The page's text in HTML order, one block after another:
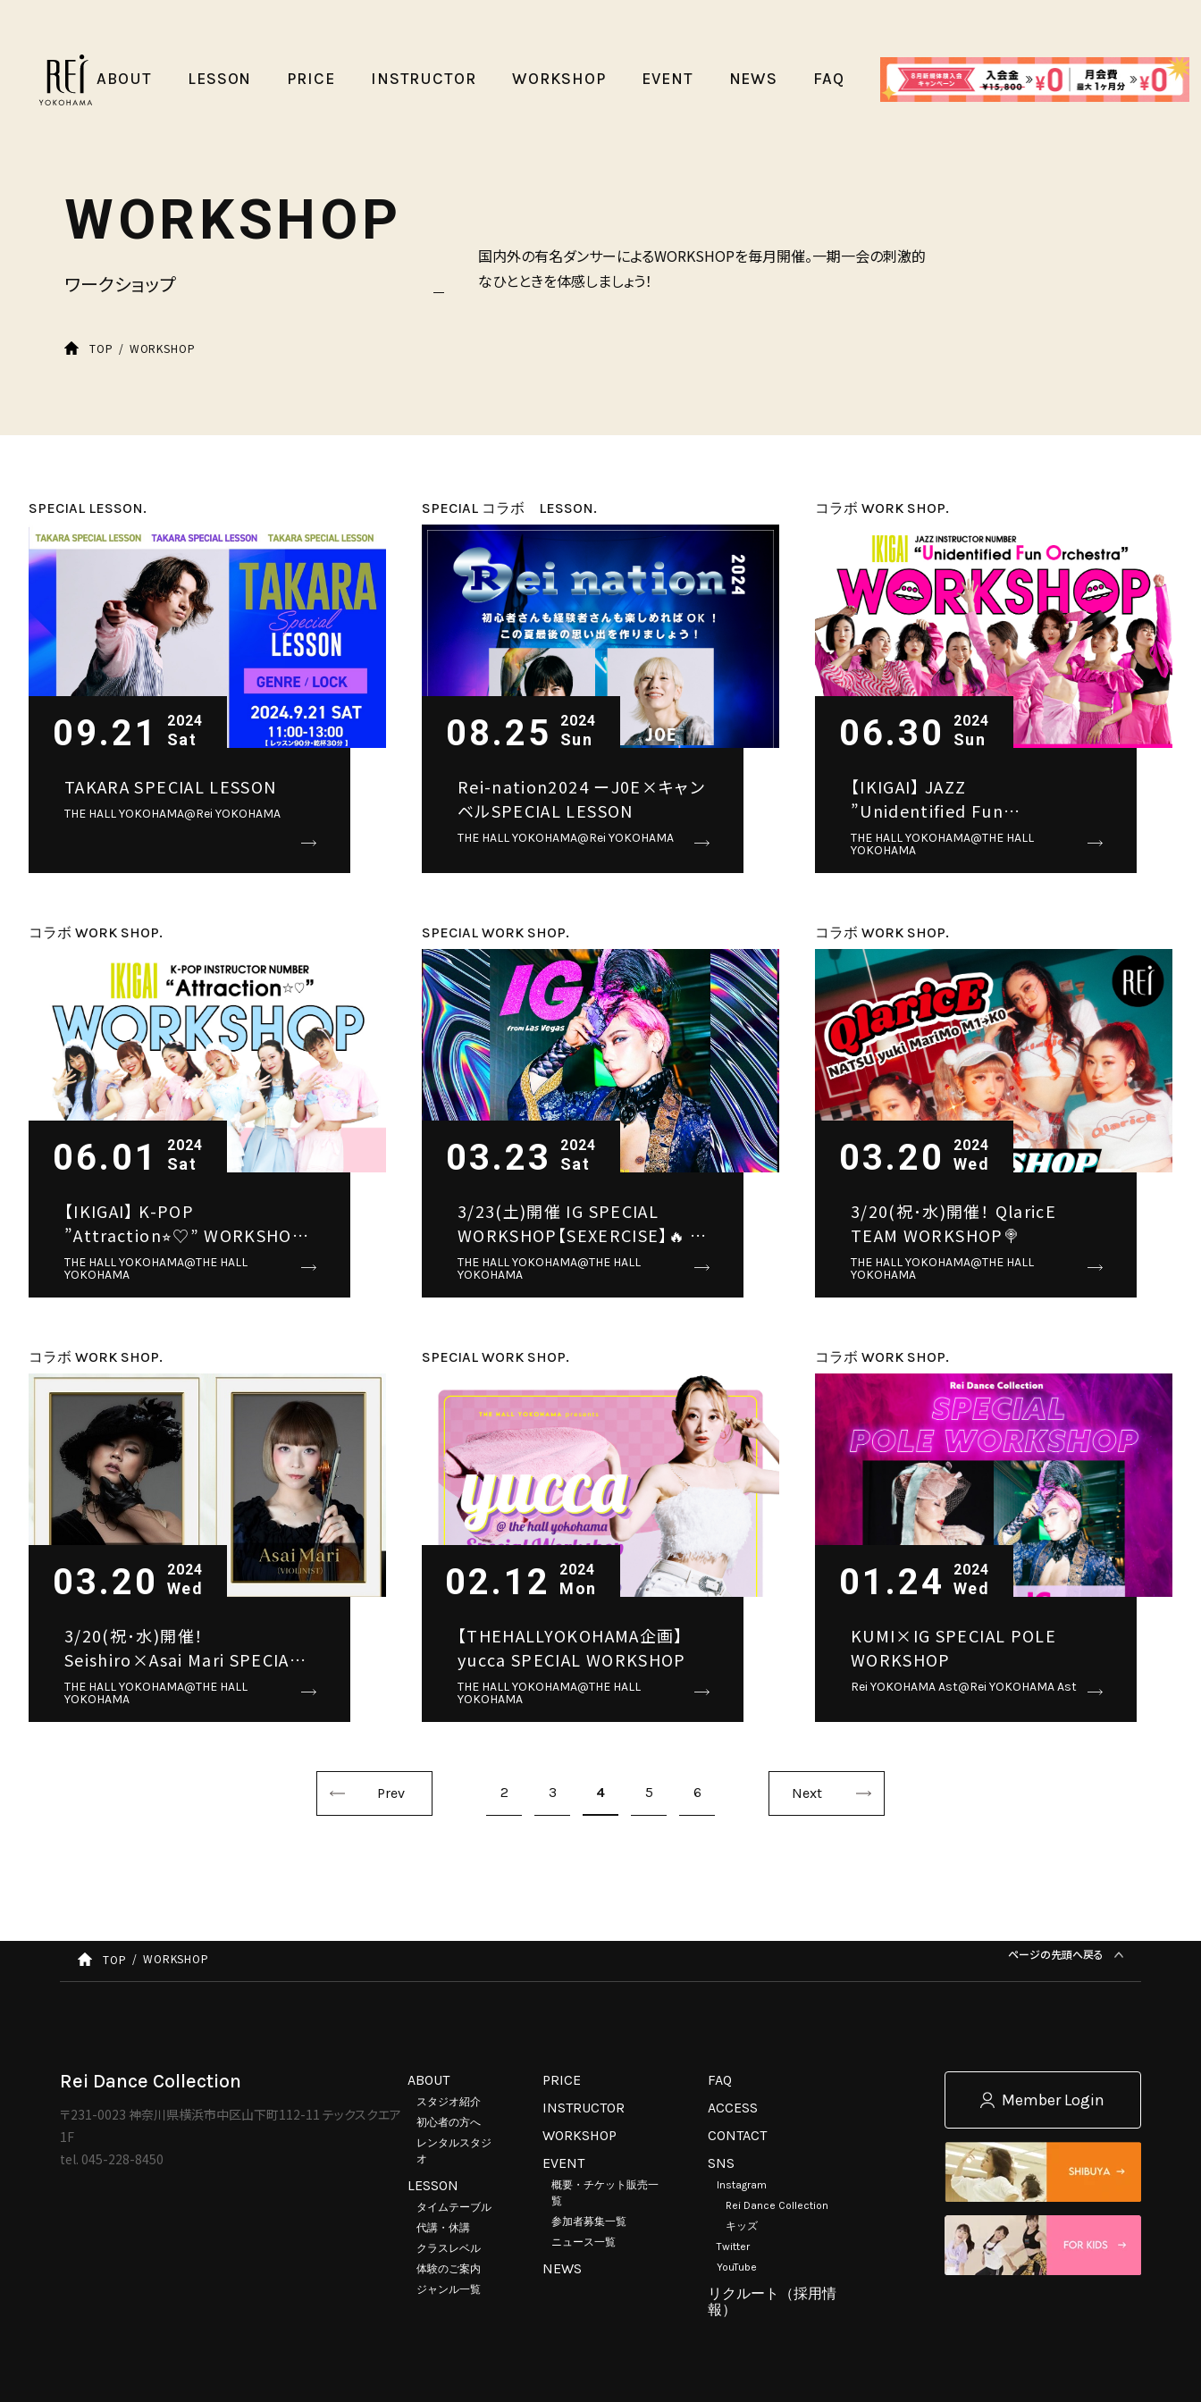
ABOUT LESSON PRICE INSTRUCTOR WORKSHOP EVENT NEWS FAQ
WORKSHOP
ワークショップ
国内外の有名ダンサーによるWORKSHOPを毎月開催。一期一会の刺激的
なひとときを体感しましょう！
TOP WORKSHOP
SPECIAL LESSON.
09.21 2024
Sat
TAKARA SPECIAL LESSON
THE HALL YOKOHAMA@Rei YOKOHAMA
SPECIAL コラボ LESSON.
08.25 2024
Sun
Rei-nation2024 ーJ0E×キャン
ベルSPECIAL LESSON
THE HALL YOKOHAMA@Rei YOKOHAMA
コラボ WORK SHOP.
06.30 2024
Sun
【IKIGAI】 JAZZ
”Unidentified Fun
Orchestra” WORKSHOP💗
THE HALL YOKOHAMA@THE HALL
YOKOHAMA
コラボ WORK SHOP.
06.01 2024
Sat
【IKIGAI】 K-POP
”Attraction⭐︎♡” WORKSHOP
🔥
THE HALL YOKOHAMA@THE HALL
YOKOHAMA
SPECIAL WORK SHOP.
03.23 2024
Sat
3/23(土)開催 IG SPECIAL
WORKSHOP【SEXERCISE】🔥 ※
予約スタートは2/17(土)12:00～
THE HALL YOKOHAMA@THE HALL
YOKOHAMA
コラボ WORK SHOP.
03.20 2024
Wed
3/20(祝･水)開催！ QlaricE
TEAM WORKSHOP🍭
THE HALL YOKOHAMA@THE HALL
YOKOHAMA
コラボ WORK SHOP.
03.20 2024
Wed
3/20(祝･水)開催！
Seishiro×Asai Mari SPECIAL
WORKSHOP🎻
THE HALL YOKOHAMA@THE HALL
YOKOHAMA
SPECIAL WORK SHOP.
02.12 2024
Mon
【THEHALLYOKOHAMA企画】
yucca SPECIAL WORKSHOP
THE HALL YOKOHAMA@THE HALL
YOKOHAMA
コラボ WORK SHOP.
01.24 2024
Wed
KUMI×IG SPECIAL POLE
WORKSHOP
Rei YOKOHAMA Ast@Rei YOKOHAMA Ast
Prev 2 3 4 5 6 Next
TOP WORKSHOP ページの先頭へ戻る
Rei Dance Collection
〒231-0023 神奈川県横浜市中区山下町112-11 テックスクエア
1F
tel. 045-228-8450
ABOUT
スタジオ紹介
初心者の方へ
レンタルスタジ
オ
LESSON
タイムテーブル
代講・休講
クラスレベル
体験のご案内
ジャンル一覧
PRICE
INSTRUCTOR
WORKSHOP
EVENT
概要・チケット販売一
覧
参加者募集一覧
ニュース一覧
NEWS
FAQ
ACCESS
CONTACT
SNS
Instagram
Rei Dance Collection
キッズ
Twitter
YouTube
リクルート（採用情
報）
Member Login